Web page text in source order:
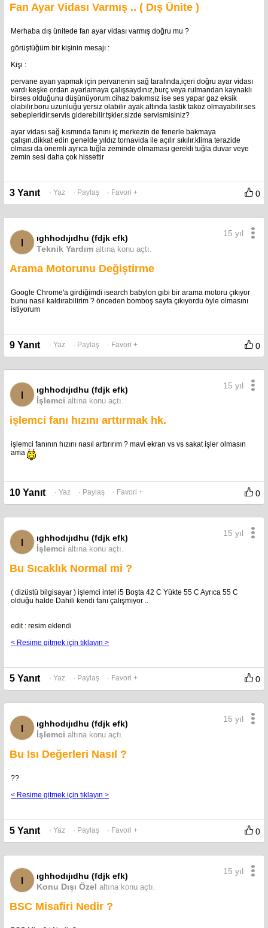
Fan Ayar Vidası Varmış .. ( Dış Ünite )
Merhaba dış ünitede fan ayar vidası varmış doğru mu ?
görüştüğüm bir kişinin mesajı :
Kişi :
pervane ayarı yapmak için pervanenin sağ tarafında,içeri doğru ayar vidası
vardı keşke ordan ayarlamaya çalışsaydınız,burç veya rulmandan kaynaklı
birses olduğunu düşünüyorum.cihaz bakımsız ise ses yapar gaz eksik
olabilir.boru uzunluğu yersiz olabilir ayak altında lastik takoz olmayabilir.ses
sebepleridir.servis giderebilir.tşkler.sizde servismisiniz?
ayar vidası sağ kısmında fanını iç merkezin de fenerle bakmaya
çalışın.dikkat edin genelde yıldız tornavida ile açılır sıkılır.klima terazide
olması da önemli ayrıca tuğla zeminde olmaması gerekli tuğla duvar veye
zemin sesi daha çok hissettir
3 Yanıt · Yaz · Paylaş · Favori + 0
ı
ıghhodıjıdhu (fdjk efk)
Teknik Yardım altına konu açtı.
15 yıl
Arama Motorunu Değiştirme
Google Chrome'a girdiğimdi isearch babylon gibi bir arama motoru çıkıyor
bunu nasıl kaldırabilirim ? önceden bomboş sayfa çıkıyordu öyle olmasını
istiyorum
9 Yanıt · Yaz · Paylaş · Favori + 0
ı
ıghhodıjıdhu (fdjk efk)
İşlemci altına konu açtı.
15 yıl
işlemci fanı hızını arttırmak hk.
işlemci fanının hızını nasıl arttırırım ? mavi ekran vs vs sakat işler olmasın
ama
10 Yanıt · Yaz · Paylaş · Favori + 0
ı
ıghhodıjıdhu (fdjk efk)
İşlemci altına konu açtı.
15 yıl
Bu Sıcaklık Normal mi ?
( dizüstü bilgisayar ) işlemci intel i5 Boşta 42 C Yükte 55 C Ayrıca 55 C
olduğu halde Dahili kendi fanı çalışmıyor ..
edit : resim eklendi
< Resime gitmek için tıklayın >
5 Yanıt · Yaz · Paylaş · Favori + 0
ı
ıghhodıjıdhu (fdjk efk)
İşlemci altına konu açtı.
15 yıl
Bu Isı Değerleri Nasıl ?
??
< Resime gitmek için tıklayın >
5 Yanıt · Yaz · Paylaş · Favori + 0
ı
ıghhodıjıdhu (fdjk efk)
Konu Dışı Özel altına konu açtı.
15 yıl
BSC Misafiri Nedir ?